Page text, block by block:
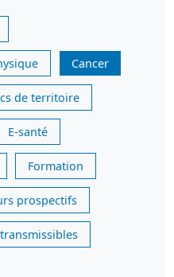
Cancer
de territoire
E-santé
Formation
prospectifs